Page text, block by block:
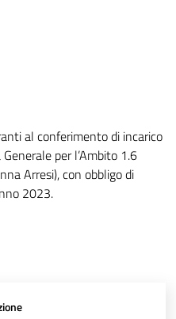
al conferimento di incarico
per l’Ambito 1.6
Arresi), con obbligo di
2023.